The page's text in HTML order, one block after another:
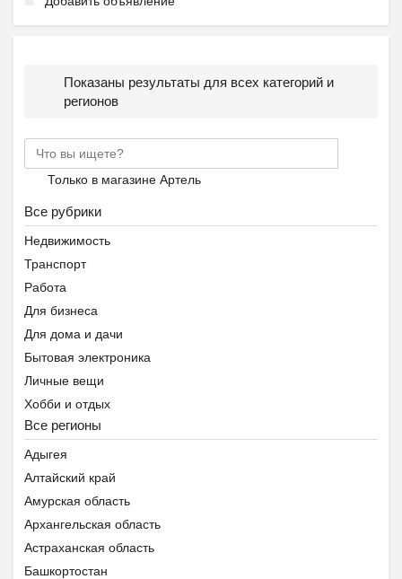
Показаны результаты для всех категорий и
регионов
Только в магазине Артель
Все рубрики
Недвижимость
Транспорт
Работа
Для бизнеса
Для дома и дачи
Бытовая электроника
Личные вещи
Хобби и отдых
Животные
Предложение услуг
Знакомства
Помощь животным Беларуси
Все регионы
Адыгея
Алтайский край
Амурская область
Архангельская область
Астраханская область
Башкортостан